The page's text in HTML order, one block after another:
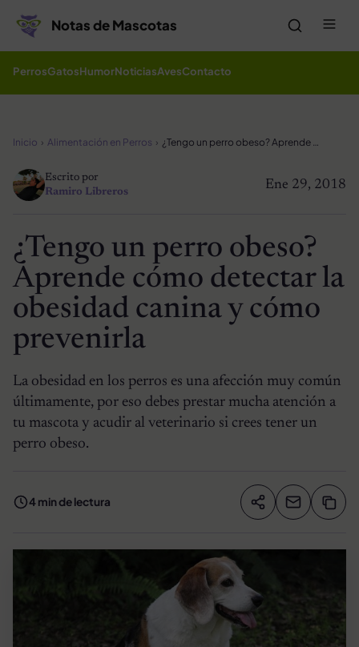
Notas de Mascotas
PerrosGatosHumorNoticiasAvesContacto
Inicio Alimentación en Perros ¿Tengo un perro obeso? Aprende cómo detectar la obesidad canina y cómo prevenirla
Ene 29, 2018
Escrito por
Ramiro Libreros
¿Tengo un perro obeso?
Aprende cómo detectar la
obesidad canina y cómo
prevenirla
La obesidad en los perros es una afección muy común
últimamente, por eso debes prestar mucha atención a
tu mascota y acudir al veterinario si crees tener un
perro obeso.
4 min de lectura Compartir